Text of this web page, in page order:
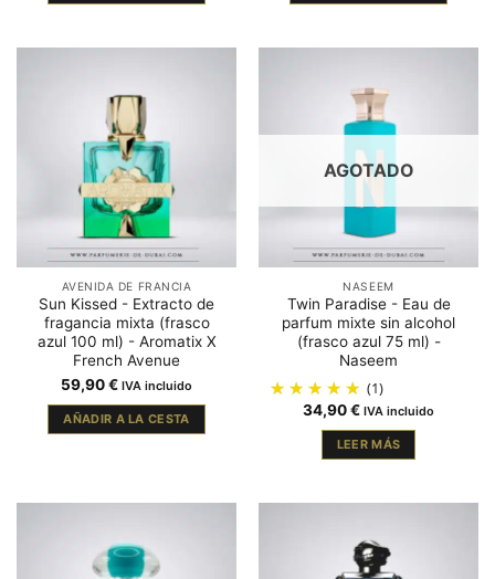
AVENIDA DE FRANCIA
Sun Kissed - Extracto de
fragancia mixta (frasco
azul 100 ml) - Aromatix X
French Avenue
59,90€ IVA incluido
AÑADIR A LA CESTA
AGOTADO
NASEEM
Twin Paradise - Eau de
parfum mixte sin alcohol
(frasco azul 75 ml) -
Naseem
(1)
34,90€ IVA incluido
LEER MÁS